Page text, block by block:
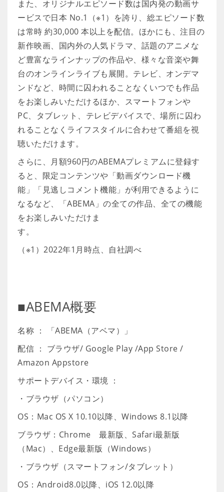
また、オリジナルエピソード数は国内発の動画サ
ービスで日本 No.1（※1）を誇り、総エピソード数
は常時 約30,000 本以上を配信。ほかにも、注目の
新作映画、国内外の人気ドラマ、話題のアニメな
ど豊富なラインナップの作品や、様々な音楽や舞
台のオンラインライブも展開。テレビ、オンデマ
ンドなど、時間に囚われることなくいつでも作品
をお楽しみいただけるほか、スマートフォンや
PC、タブレット、テレビデバイスで、場所に囚わ
れることなくライフスタイルに合わせて番組を視
聴いただけます。
さらに、月額960円のABEMAプレミアムに登録す
ると、限定コンテンツや「動画ダウンロード機
能」「見逃しコメント機能」が利用できるように
なるなど、「ABEMA」の全ての作品、全ての機能
をお楽しみいただけま
す。
（※1）2022年1月時点、自社調べ
■ABEMA概要
名称 ： 「ABEMA（アベマ）」
配信 ： ブラウザ/ Google Play /App Store /
Amazon Appstore
サポートデバイス・環境 ：
・ブラウザ（パソコン）
OS：Mac OS X 10.10以降、Windows 8.1以降
ブラウザ：Chrome 最新版、Safari最新版
（Mac）、Edge最新版（Windows）
・ブラウザ（スマートフォン/タブレット）
OS：Android8.0以降、iOS 12.0以降